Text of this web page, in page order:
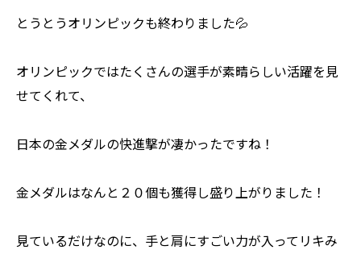
とうとうオリンピックも終わりました💦
オリンピックではたくさんの選手が素晴らしい活躍を見
せてくれて、
日本の金メダルの快進撃が凄かったですね！
金メダルはなんと２０個も獲得し盛り上がりました！
見ているだけなのに、手と肩にすごい力が入ってリキみ